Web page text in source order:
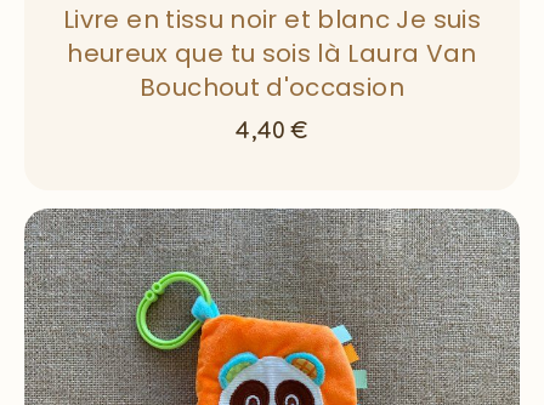
Livre en tissu noir et blanc Je suis
heureux que tu sois là Laura Van
Bouchout d'occasion
4,40 €